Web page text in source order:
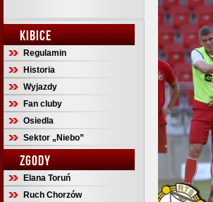
KIBICE
Regulamin
Historia
Wyjazdy
Fan cluby
Osiedla
Sektor „Niebo”
ZGODY
Elana Toruń
Ruch Chorzów